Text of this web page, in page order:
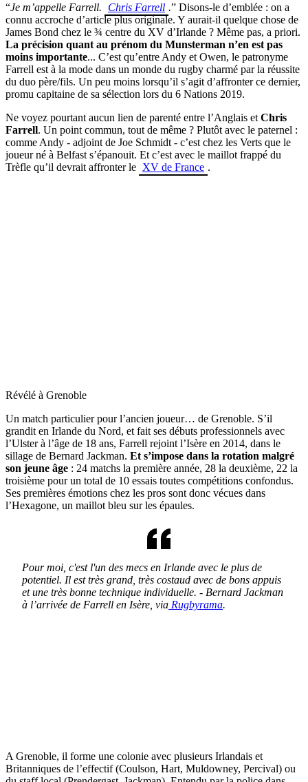
“Je m’appelle Farrell. Chris Farrell .” Disons-le d’emblée : on a
connu accroche d’article plus originale. Y aurait-il quelque chose de
James Bond chez le ¾ centre du XV d’Irlande ? Même pas, a priori.
La précision quant au prénom du Munsterman n’en est pas
moins importante... C’est qu’entre Andy et Owen, le patronyme
Farrell est à la mode dans un monde du rugby charmé par la réussite
du duo père/fils. Un peu moins lorsqu’il s’agit d’affronter ce dernier,
promu capitaine de sa sélection lors du 6 Nations 2019.
Ne voyez pourtant aucun lien de parenté entre l’Anglais et Chris
Farrell. Un point commun, tout de même ? Plutôt avec le paternel :
comme Andy - adjoint de Joe Schmidt - c’est chez les Verts que le
joueur né à Belfast s’épanouit. Et c’est avec le maillot frappé du
Trèfle qu’il devrait affronter le XV de France .
Révélé à Grenoble
Un match particulier pour l’ancien joueur… de Grenoble. S’il
grandit en Irlande du Nord, et fait ses débuts professionnels avec
l’Ulster à l’âge de 18 ans, Farrell rejoint l’Isère en 2014, dans le
sillage de Bernard Jackman. Et s’impose dans la rotation malgré
son jeune âge : 24 matchs la première année, 28 la deuxième, 22 la
troisième pour un total de 10 essais toutes compétitions confondus.
Ses premières émotions chez les pros sont donc vécues dans
l’Hexagone, un maillot bleu sur les épaules.
Pour moi, c'est l'un des mecs en Irlande avec le plus de
potentiel. Il est très grand, très costaud avec de bons appuis
et une très bonne technique individuelle. - Bernard Jackman
à l’arrivée de Farrell en Isère, via Rugbyrama.
A Grenoble, il forme une colonie avec plusieurs Irlandais et
Britanniques de l’effectif (Coulson, Hart, Muldowney, Percival) ou